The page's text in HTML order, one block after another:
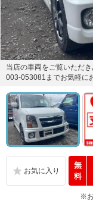
当店の車両をご覧いただ
003-053081までお気軽に
無
料
※お